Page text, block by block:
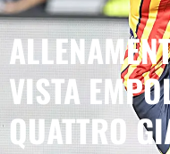
VISTA
QUATTRO